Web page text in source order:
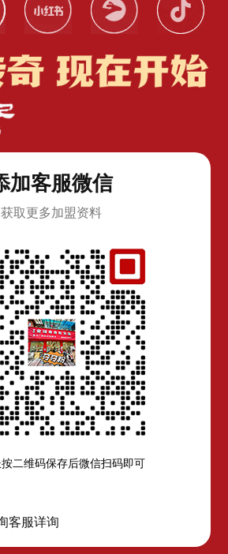
加客服微信
获取更多加盟资料
二维码保存后微信扫码即可
客服详询